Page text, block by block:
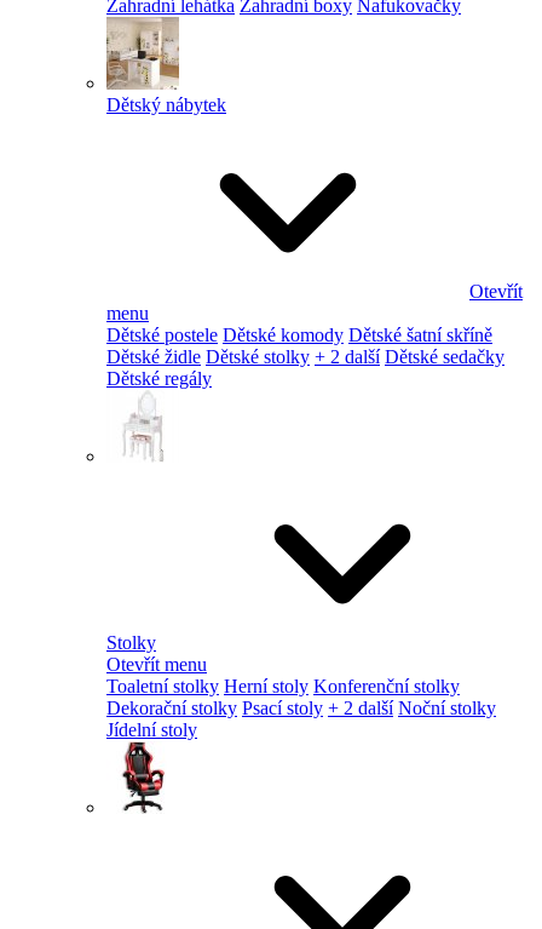
Zahradní lehátka Zahradní boxy Nafukovačky
Dětský nábytek
Otevřít
menu
Dětské postele Dětské komody Dětské šatní skříně
Dětské židle Dětské stolky + 2 další Dětské sedačky
Dětské regály
Stolky
Otevřít menu
Toaletní stolky Herní stoly Konferenční stolky
Dekorační stolky Psací stoly + 2 další Noční stolky
Jídelní stoly